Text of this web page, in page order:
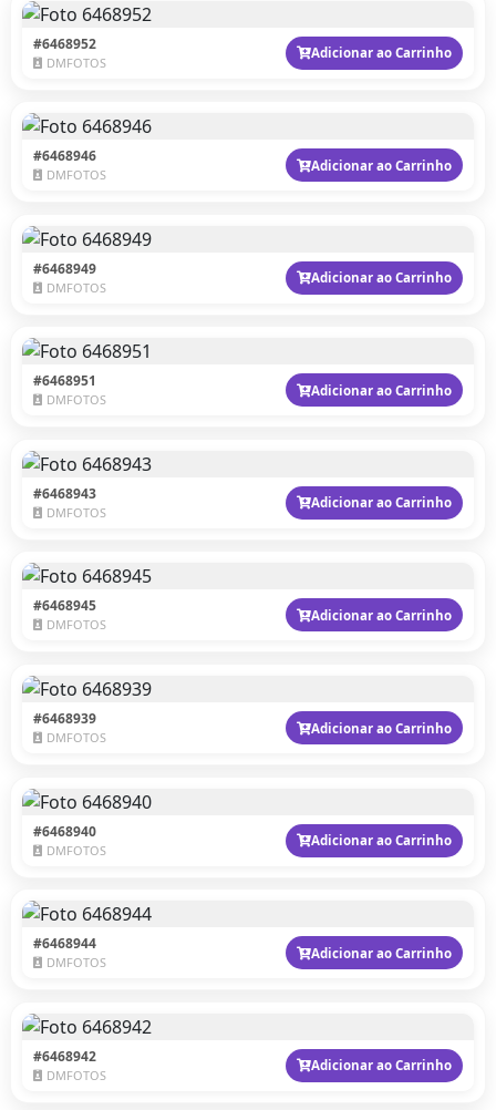
#6468952
DMFOTOS
Adicionar ao Carrinho
#6468946
DMFOTOS
Adicionar ao Carrinho
#6468949
DMFOTOS
Adicionar ao Carrinho
#6468951
DMFOTOS
Adicionar ao Carrinho
#6468943
DMFOTOS
Adicionar ao Carrinho
#6468945
DMFOTOS
Adicionar ao Carrinho
#6468939
DMFOTOS
Adicionar ao Carrinho
#6468940
DMFOTOS
Adicionar ao Carrinho
#6468944
DMFOTOS
Adicionar ao Carrinho
#6468942
DMFOTOS
Adicionar ao Carrinho